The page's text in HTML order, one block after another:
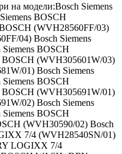
на модели:Bosch Siemens
BOSCH
(WVH28560FF/03)
04) Bosch Siemens
BOSCH
BOSCH (WVH305601W/03)
01) Bosch Siemens
BOSCH
BOSCH (WVH305691W/01)
02) Bosch Siemens
BOSCH
(WVH30590/02) Bosch
7/4 (WVH28540SN/01)
LOGIXX 7/4